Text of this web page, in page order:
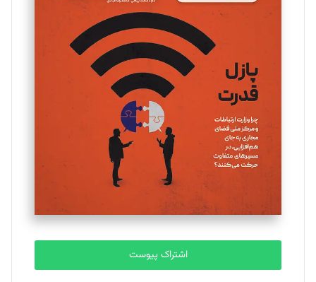
مینا پاکدل
یسنا امان‌پور
تحریریه
ملینا جعفری
تحریریه
مصطفی مسجدی آرانی
تحریریه
بابک نقاش
اشتراک پیوست